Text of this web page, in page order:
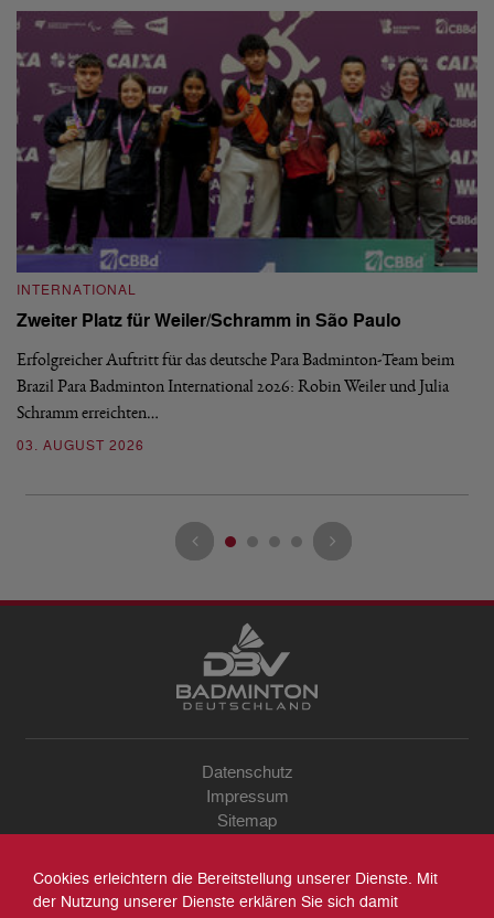
INTERNATIONAL
Zweiter Platz für Weiler/Schramm in São Paulo
Erfolgreicher Auftritt für das deutsche Para Badminton-Team beim
Brazil Para Badminton International 2026: Robin Weiler und Julia
Schramm erreichten…
03. AUGUST 2026
Datenschutz
Impressum
Sitemap
Archiv
Suche
Cookies erleichtern die Bereitstellung unserer Dienste. Mit
der Nutzung unserer Dienste erklären Sie sich damit